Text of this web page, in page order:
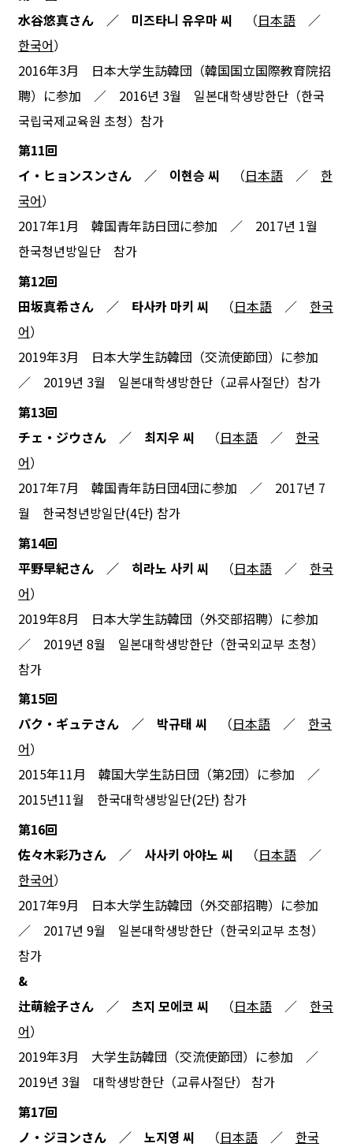
水谷悠真さん ／ 미즈타니 유우마 씨 （日本語／
한국어）
2016年3月 日本大学生訪韓団（韓国国立国際教育院招
聘）に参加 ／ 2016년 3월 일본대학생방한단（한국
국립국제교육원 초청）참가
第11回
イ・ヒョンスンさん ／ 이현승 씨 （日本語／ 한
국어）
2017年1月 韓国青年訪日団に参加 ／ 2017년 1월
한국청년방일단 참가
第12回
田坂真希さん ／ 타사카 마키 씨 （日本語／ 한국
어）
2019年3月 日本大学生訪韓団（交流使節団）に参加
／ 2019년 3월 일본대학생방한단（교류사절단）참가
第13回
チェ・ジウさん ／ 최지우 씨 （日本語／ 한국
어）
2017年7月 韓国青年訪日団4団に参加 ／ 2017년 7
월 한국청년방일단(4단) 참가
第14回
平野早紀さん ／ 히라노 사키 씨 （日本語／ 한국
어）
2019年8月 日本大学生訪韓団（外交部招聘）に参加
／ 2019년 8월 일본대학생방한단（한국외교부 초청）
참가
第15回
パク・ギュテさん ／ 박규태 씨 （日本語／ 한국
어）
2015年11月 韓国大学生訪日団（第2団）に参加 ／
2015년11월 한국대학생방일단(2단) 참가
第16回
佐々木彩乃さん ／ 사사키 아야노 씨 （日本語／
한국어）
2017年9月 日本大学生訪韓団（外交部招聘）に参加
／ 2017년 9월 일본대학생방한단（한국외교부 초청）
참가
&
辻萌絵子さん ／ 츠지 모에코 씨 （日本語／ 한국
어）
2019年3月 大学生訪韓団（交流使節団）に参加 ／
2019년 3월 대학생방한단（교류사절단） 참가
第17回
ノ・ジヨンさん ／ 노지영 씨 （日本語／ 한국